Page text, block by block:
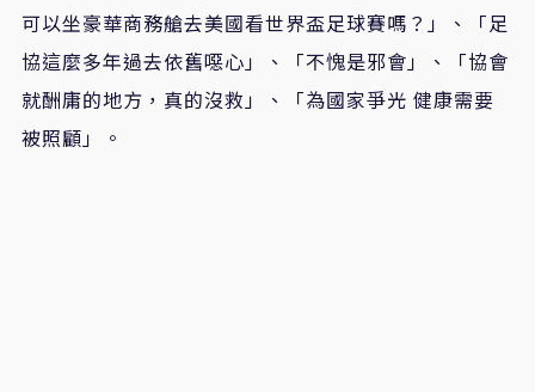
可以坐豪華商務艙去美國看世界盃足球賽嗎？」、「足
協這麼多年過去依舊噁心」、「不愧是邪會」、「協會
就酬庸的地方，真的沒救」、「為國家爭光 健康需要
被照顧」。